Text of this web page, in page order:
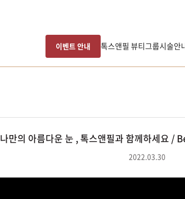
이벤트 안내 톡스앤필 뷰티그룹시술안
나만의 아름다운 눈 , 톡스앤필과 함께하세요
2022.03.30